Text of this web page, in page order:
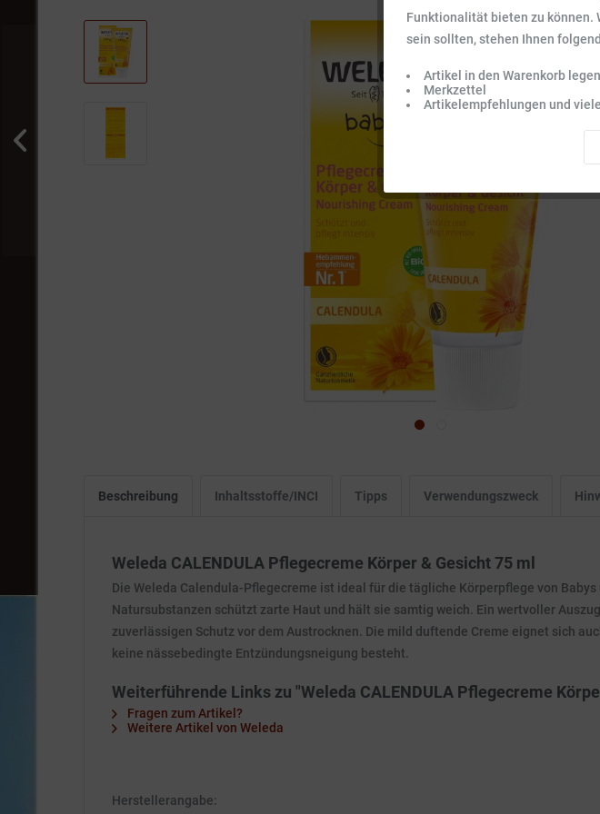
Beschreibung Inhaltsstoffe/INCI Tipps Verwendungszweck
Weleda CALENDULA Pflegecreme Körper & Gesicht 75 ml
Die Weleda Calendula-Pflegecreme ist ideal für die tägliche Körperpflege von
Natursubstanzen schützt zarte Haut und hält sie samtig weich. Ein wertvoller
zuverlässigen Schutz vor dem Austrocknen. Die mild duftende Creme eignet sich
keine nässebedingte Entzündungsneigung besteht.
Weiterführende Links zu "Weleda CALENDULA Pflegecreme
Fragen zum Artikel?
Weitere Artikel von Weleda
Herstellerangabe:
Funktionalität bieten zu können.
sein sollten, stehen Ihnen
Artikel in den Warenkorb legen
Merkzettel
Artikelempfehlungen und